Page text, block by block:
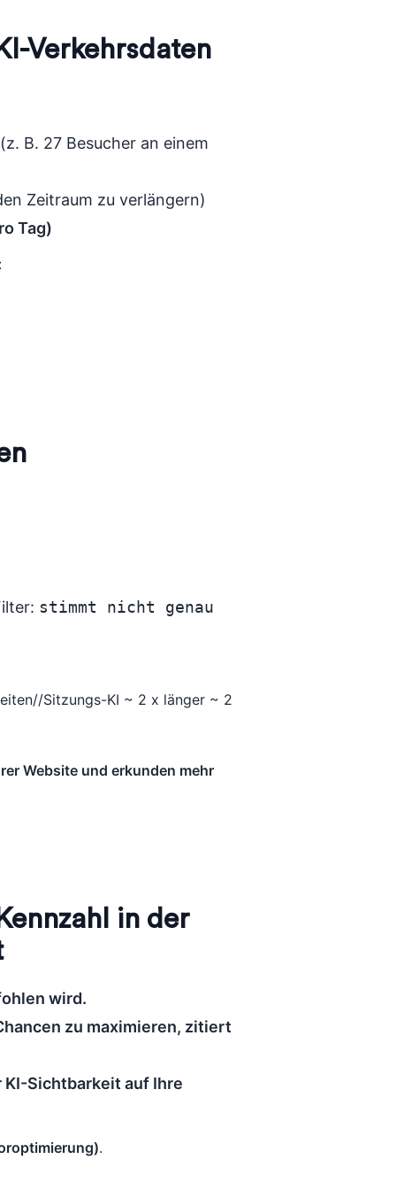
Verkehrsdaten
(z. B. 27 Besucher an einem
Zeitraum zu verlängern)
Tag)
stimmt nicht genau
Sitzungs-KI ~ 2 x länger ~ 2
Website und erkunden mehr
in der
wird.
zu maximieren, zitiert
Sichtbarkeit auf Ihre
.